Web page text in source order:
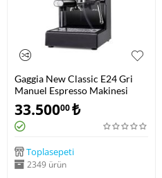
Gaggia New Classic E24 Gri
Manuel Espresso Makinesi
RI9481/16
33.50000₺
Toplasepeti
2349 ürün